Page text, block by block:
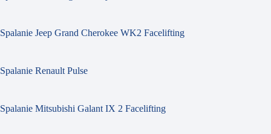
Spalanie Jeep Grand Cherokee WK2 Facelifting
Spalanie Renault Pulse
Spalanie Mitsubishi Galant IX 2 Facelifting